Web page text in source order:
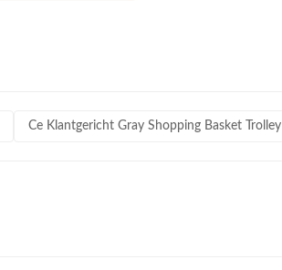
Ce Klantgericht Gray Shopping Basket Trolley